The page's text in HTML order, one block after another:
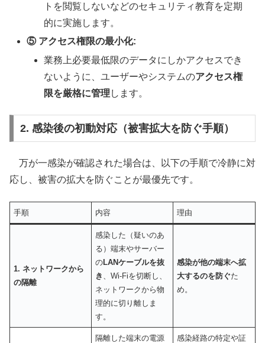
トを閲覧しないなどのセキュリティ教育を定期
的に実施します。
⑤ アクセス権限の最小化:
業務上必要最低限のデータにしかアクセスでき
ないように、ユーザーやシステムのアクセス権
限を厳格に管理 します。
2. 感染後の初動対応（被害拡大を防ぐ手順）
万が一感染が確認された場合は、以下の手順で冷静に対
応し、被害の拡大を防ぐことが最優先です。
手順 内容 理由
1. ネットワークから
の隔離
感染した（疑いのあ
る）端末やサーバー
のLANケーブルを抜
き
、Wi-Fiを切断し、
ネットワークから物
理的に切り離しま
す。
感染が他の端末へ拡
大するのを防ぐた
め。
隔離した端末の電源
感染経路の特定や証